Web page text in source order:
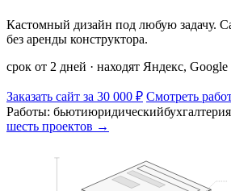
Кастомный дизайн под любую задачу.
без аренды конструктора.
срок от 2 дней · находят Яндекс,
Заказать сайт за 30 000 ₽ Смотреть
Работы: бьютиюридическийбухгалтерия
шесть проектов →